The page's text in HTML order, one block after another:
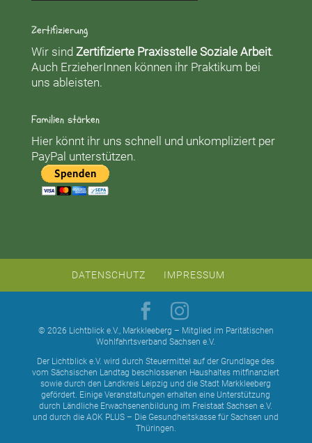
Zertifizierung
Wir sind Zertifizierte Praxisstelle Soziale Arbeit.
Auch ErzieherInnen können ihr Praktikum bei
uns ableisten.
Familien stärken
Hier könnt ihr uns schnell und unkompliziert per
PayPal unterstützen.
DATENSCHUTZ IMPRESSUM
© 2026 Lichtblick e.V., Markkleeberg – Mitglied im Paritätischen
Wohlfahrtsverband Sachsen e.V.
Der Lichtblick e.V. wird durch Steuermittel auf der Grundlage des
vom Sächsischen Landtag beschlossenen Haushaltes mitfinanziert
sowie durch den Landkreis Leipzig und die Stadt Markkleeberg
gefördert. Einige Veranstaltungen erhalten eine Unterstützung
durch Ländliche Erwachsenenbildung im Freistaat Sachsen e.V.
und durch die AOK PLUS – Die Gesundheitskasse für Sachsen und
Thüringen.